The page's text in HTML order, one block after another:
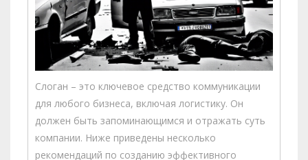
Слоган – это ключевое средство коммуникации
для любого бизнеса, включая логистику. Он
должен быть запоминающимся и отражать суть
компании. Ниже приведены несколько
рекомендаций по созданию эффективного